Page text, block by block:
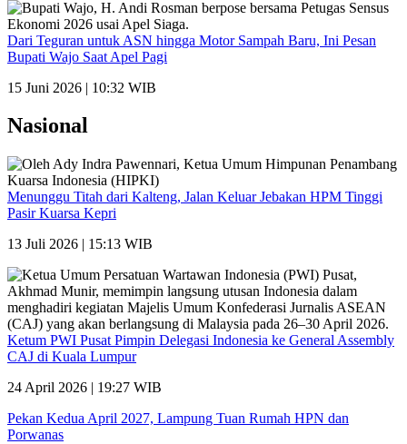
Dari Teguran untuk ASN hingga Motor Sampah Baru, Ini Pesan
Bupati Wajo Saat Apel Pagi
15 Juni 2026 | 10:32 WIB
Nasional
Menunggu Titah dari Kalteng, Jalan Keluar Jebakan HPM Tinggi
Pasir Kuarsa Kepri
13 Juli 2026 | 15:13 WIB
Ketum PWI Pusat Pimpin Delegasi Indonesia ke General Assembly
CAJ di Kuala Lumpur
24 April 2026 | 19:27 WIB
Pekan Kedua April 2027, Lampung Tuan Rumah HPN dan
Porwanas